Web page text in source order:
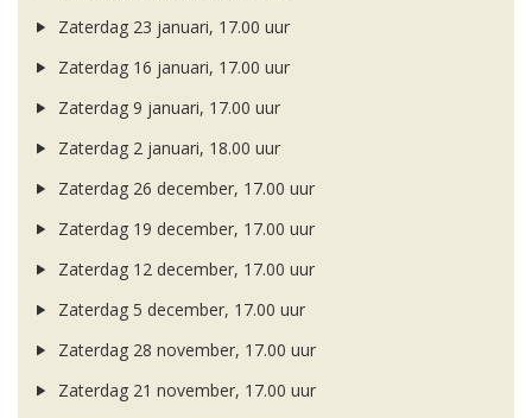
Zaterdag 23 januari, 17.00 uur
Zaterdag 16 januari, 17.00 uur
Zaterdag 9 januari, 17.00 uur
Zaterdag 2 januari, 18.00 uur
Zaterdag 26 december, 17.00 uur
Zaterdag 19 december, 17.00 uur
Zaterdag 12 december, 17.00 uur
Zaterdag 5 december, 17.00 uur
Zaterdag 28 november, 17.00 uur
Zaterdag 21 november, 17.00 uur